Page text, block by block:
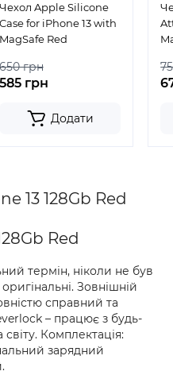
Чехол Apple Silicone
Case for iPhone 13 with
MagSafe Red
грн
585 грн
Додати
13 128Gb Red
Red
термін, ніколи не був
Зовнішній
справний та
– працює з будь-
Комплектація:
зарядний